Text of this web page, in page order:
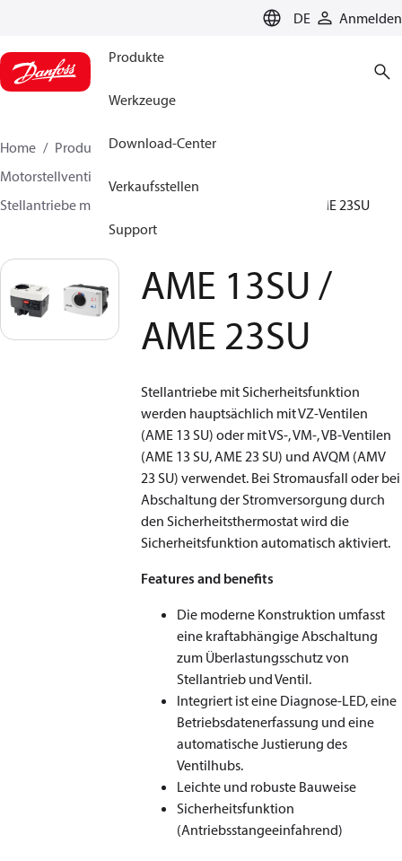
DE Anmelden
Produkte
Werkzeuge
Download-Center
Verkaufsstellen
Support
Home Produkte
Lösung für Wärmetechnik
Motorstellventile
Stellantriebe für Absperrventile
Stellantriebe mit Sicherheitsfunktion
AME 13SU / AME 23SU
AME 13SU /
AME 23SU
Stellantriebe mit Sicherheitsfunktion
werden hauptsächlich mit VZ-Ventilen
(AME 13 SU) oder mit VS-, VM-, VB-Ventilen
(AME 13 SU, AME 23 SU) und AVQM (AMV
23 SU) verwendet. Bei Stromausfall oder bei
Abschaltung der Stromversorgung durch
den Sicherheitsthermostat wird die
Sicherheitsfunktion automatisch aktiviert.
Features and benefits
Die moderne Konstruktion umfasst
eine kraftabhängige Abschaltung
zum Überlastungsschutz von
Stellantrieb und Ventil.
Integriert ist eine Diagnose-LED, eine
Betriebsdatenerfassung und eine
automatische Justierung des
Ventilhubs.
Leichte und robuste Bauweise
Sicherheitsfunktion
(Antriebsstangeeinfahrend)